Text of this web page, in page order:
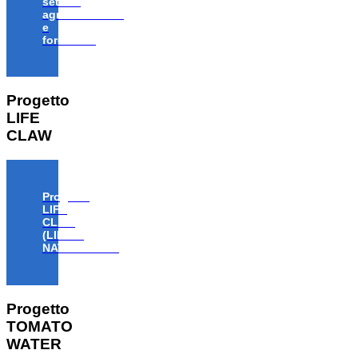
agroalimentare
e
forestale”
Progetto
LIFE
CLAW
Progetto
LIFE
CLAW
(LIFE18
NAT/IT/000806)
Progetto
TOMATO
WATER